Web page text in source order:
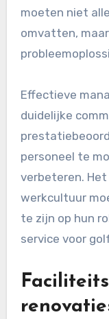
moeten niet
omvatten,
Effectieve
duidelijke
personeel te
verbeteren.
werkcultuur
te zijn op hun
service voor